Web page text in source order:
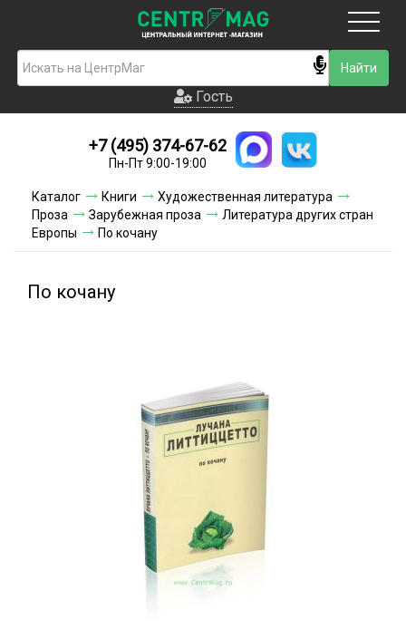
Гость
Новинки
Условия доставки
Условия оплаты
Гость
+7 (495) 374-67-62
Пн-Пт 9:00-19:00
Каталог Книги
Художественная литература
Проза
Зарубежная проза
Литература других стран
Европы
По кочану
По кочану